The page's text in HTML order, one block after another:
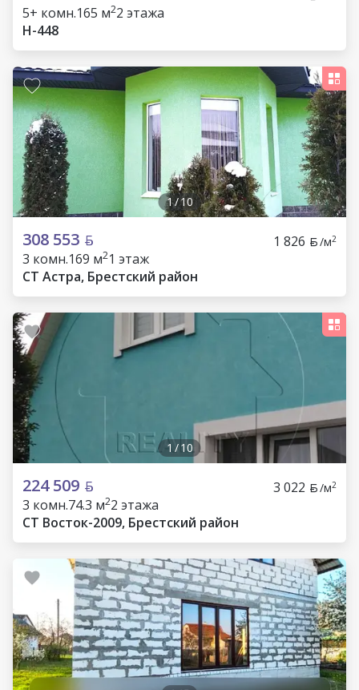
5+ комн.165 м22 этажа
Н-448
1/10
308 553 1 826 /м2
3 комн.169 м21 этаж
СТ Астра, Брестский район
1 /10
224 509 3 022 /м2
3 комн.74.3 м22 этажа
СТ Восток-2009, Брестский район